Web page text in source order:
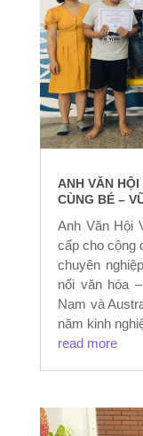
ANH VĂN
CÙNG BÉ –
Anh Văn Hội
cấp cho cộng
chuyên
nối văn hóa
Nam và
năm kinh
read more